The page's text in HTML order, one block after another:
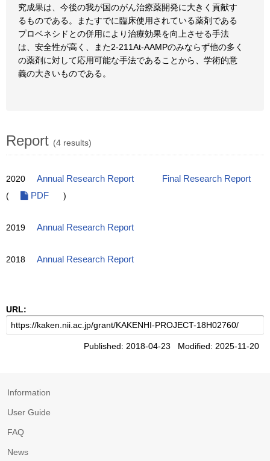
究成果は、今後の我が国のがん治療薬開発に大きく貢献す
るものである。またすでに臨床使用されている薬剤である
プロベネシドとの併用により治療効果を向上させる手法
は、安全性が高く、また2-211At-AAMPのみならず他の多く
の薬剤に対して応用可能な手法であることから、学術的意
義の大きいものである。
Report (4 results)
2020 Annual Research Report
Final Research Report
(
PDF )
2019 Annual Research Report
2018 Annual Research Report
URL:
Published: 2018-04-23 Modified: 2025-11-20
Information
User Guide
FAQ
News